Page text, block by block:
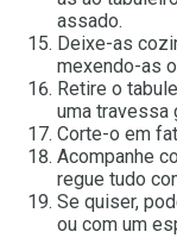
assado.
Deixe-as
mexendo-as
Retire o
uma travessa
Corte-o em
Acompanhe
regue tudo
Se quiser,
ou com um